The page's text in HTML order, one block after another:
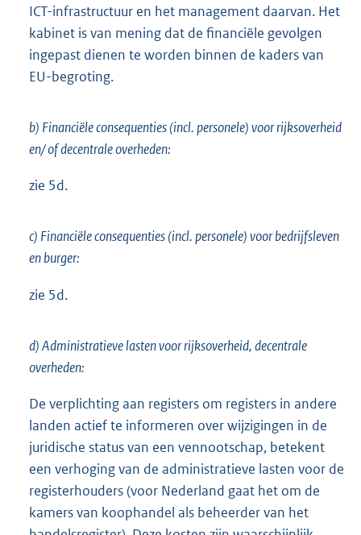
ICT-infrastructuur en het management daarvan. Het
kabinet is van mening dat de financiële gevolgen
ingepast dienen te worden binnen de kaders van
EU-begroting.
b) Financiële consequenties (incl. personele) voor rijksoverheid
en/ of decentrale overheden:
zie 5d.
c) Financiële consequenties (incl. personele) voor bedrijfsleven
en burger:
zie 5d.
d) Administratieve lasten voor rijksoverheid, decentrale
overheden:
De verplichting aan registers om registers in andere
landen actief te informeren over wijzigingen in de
juridische status van een vennootschap, betekent
een verhoging van de administratieve lasten voor de
registerhouders (voor Nederland gaat het om de
kamers van koophandel als beheerder van het